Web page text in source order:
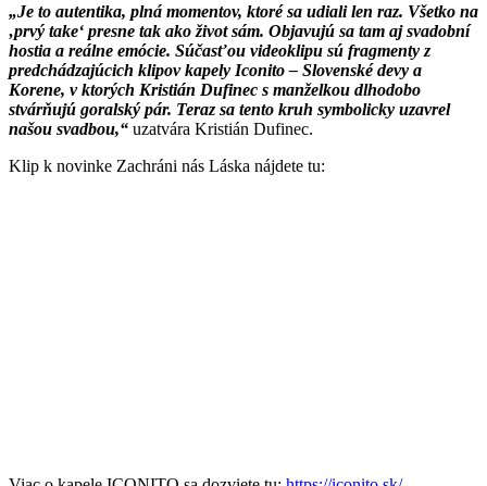
„Je to autentika, plná momentov, ktoré sa udiali len raz. Všetko na
‚prvý take‘ presne tak ako život sám. Objavujú sa tam aj svadobní
hostia a reálne emócie. Súčasťou videoklipu sú fragmenty z
predchádzajúcich klipov kapely Iconito – Slovenské devy a
Korene, v ktorých Kristián Dufinec s manželkou dlhodobo
stvárňujú goralský pár. Teraz sa tento kruh symbolicky uzavrel
našou svadbou,“ uzatvára Kristián Dufinec.
Klip k novinke Zachráni nás Láska nájdete tu: